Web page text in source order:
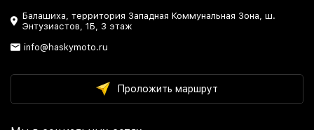
Балашиха, территория Западная Коммунальная Зона, ш.
Энтузиастов, 1Б, 3 этаж
info@haskymoto.ru
Проложить маршрут